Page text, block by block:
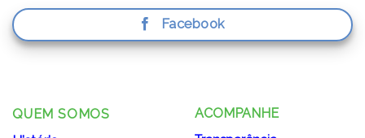
Facebook
QUEM SOMOS
ACOMPANHE